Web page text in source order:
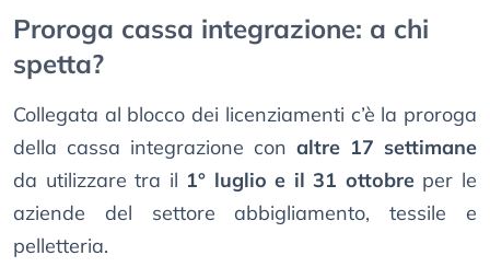
Proroga cassa integrazione: a chi
spetta?
Collegata al blocco dei licenziamenti c’è la proroga
della cassa integrazione con altre 17 settimane
da utilizzare tra il 1° luglio e il 31 ottobreper le
aziende del settore abbigliamento, tessile e
pelletteria.